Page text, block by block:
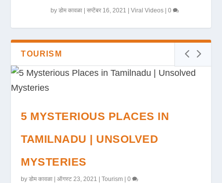
byडोम कावळा |सप्टेंबर 16, 2021 |Viral Videos |0
TOURISM
5 MYSTERIOUS PLACES IN
TAMILNADU | UNSOLVED
MYSTERIES
byडोम कावळा |ऑगस्ट 23, 2021 |Tourism |0